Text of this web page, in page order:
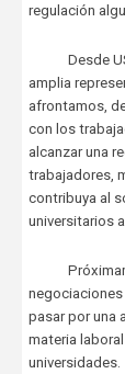
regulación
Desde
amplia
afrontamos,
con los
alcanzar una
trabajadores,
contribuya al
universitarios
negociaciones
pasar por una
materia
universidades.